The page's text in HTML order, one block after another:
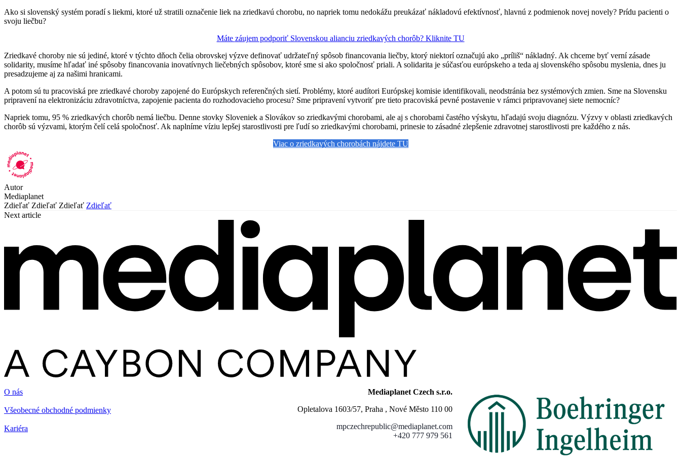
Ako si slovenský systém poradí s liekmi, ktoré už stratili označenie liek na zriedkavú chorobu, no napriek tomu nedokážu preukázať nákladovú efektívnosť, hlavnú z podmienok novej novely? Prídu pacienti o
svoju liečbu?
Máte záujem podporiť Slovenskou alianciu zriedkavých chorôb? Kliknite TU
Zriedkavé choroby nie sú jediné, ktoré v týchto dňoch čelia obrovskej výzve definovať udržateľný spôsob financovania liečby, ktorý niektorí označujú ako „príliš“ nákladný. Ak chceme byť verní zásade
solidarity, musíme hľadať iné spôsoby financovania inovatívnych liečebných spôsobov, ktoré sme si ako spoločnosť priali. A solidarita je súčasťou európskeho a teda aj slovenského spôsobu myslenia, dnes ju
presadzujeme aj za našimi hranicami.
A potom sú tu pracoviská pre zriedkavé choroby zapojené do Európskych referenčných sietí. Problémy, ktoré audítori Európskej komisie identifikovali, neodstránia bez systémových zmien. Sme na Slovensku
pripravení na elektronizáciu zdravotníctva, zapojenie pacienta do rozhodovacieho procesu? Sme pripravení vytvoriť pre tieto pracoviská pevné postavenie v rámci pripravovanej siete nemocníc?
Napriek tomu, 95 % zriedkavých chorôb nemá liečbu. Denne stovky Sloveniek a Slovákov so zriedkavými chorobami, ale aj s chorobami častého výskytu, hľadajú svoju diagnózu. Výzvy v oblasti zriedkavých
chorôb sú výzvami, ktorým čelí celá spoločnosť. Ak naplníme víziu lepšej starostlivosti pre ľudí so zriedkavými chorobami, prinesie to zásadné zlepšenie zdravotnej starostlivosti pre každého z nás.
Viac o zriedkavých chorobách nájdete TU
Autor
Mediaplanet
Zdieľať Zdieľať Zdieľať Zdieľať
Next article
O nás
Všeobecné obchodné podmienky
Kariéra
Mediaplanet Czech s.r.o.
Opletalova 1603/57, Praha , Nové Město 110 00
mpczechrepublic@mediaplanet.com
+420 777 979 561